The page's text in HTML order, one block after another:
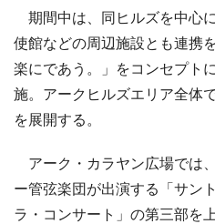
期間中は、同ヒルズを中心
使館などの周辺施設とも連携
楽にであう。」をコンセプト
施。アークヒルズエリア全体
を展開する。
アーク・カラヤン広場では
ー管弦楽団が出演する「サン
ラ・コンサート」の第三部を